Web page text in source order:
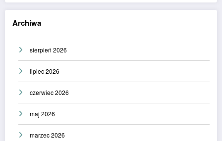
Archiwa
sierpień 2026
lipiec 2026
czerwiec 2026
maj 2026
marzec 2026